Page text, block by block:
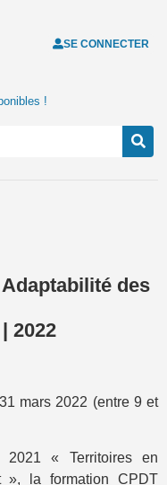
SE CONNECTER
!
des
2022
mars 2022 (entre 9 et
« Territoires en
», la formation CPDT